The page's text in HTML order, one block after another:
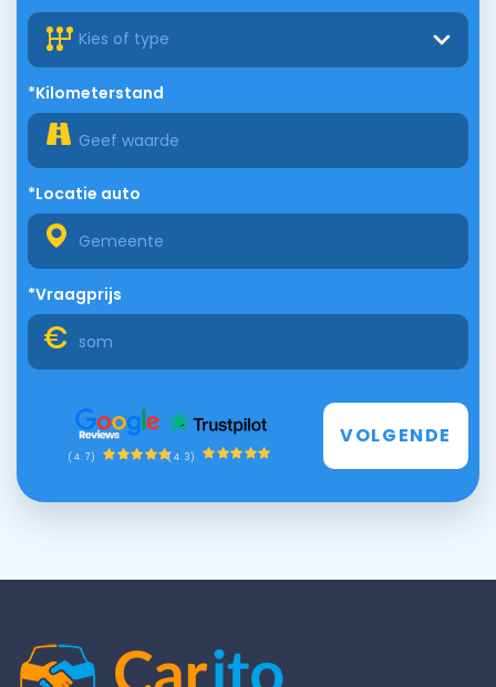
Kies of type
*Kilometerstand
*Locatie auto
*Vraagprijs
(4.7) (4.3)
VOLGENDE